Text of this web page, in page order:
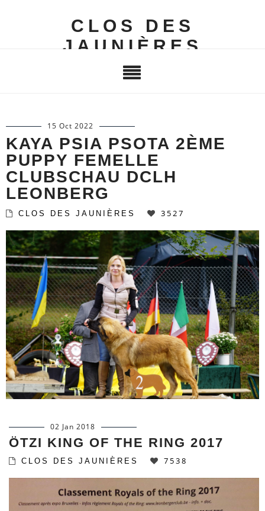
CLOS DES
JAUNIÈRES
15 Oct 2022
KAYA PSIA PSOTA 2ÈME
PUPPY FEMELLE
CLUBSCHAU DCLH
LEONBERG
CLOS DES JAUNIÈRES 3527
02 Jan 2018
ÖTZI KING OF THE RING 2017
CLOS DES JAUNIÈRES 7538